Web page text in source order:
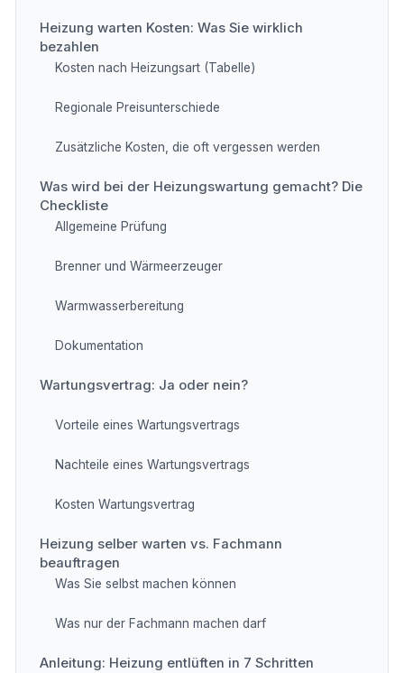
Heizung warten Kosten: Was Sie wirklich
bezahlen
Kosten nach Heizungsart (Tabelle)
Regionale Preisunterschiede
Zusätzliche Kosten, die oft vergessen werden
Was wird bei der Heizungswartung gemacht? Die
Checkliste
Allgemeine Prüfung
Brenner und Wärmeerzeuger
Warmwasserbereitung
Dokumentation
Wartungsvertrag: Ja oder nein?
Vorteile eines Wartungsvertrags
Nachteile eines Wartungsvertrags
Kosten Wartungsvertrag
Heizung selber warten vs. Fachmann
beauftragen
Was Sie selbst machen können
Was nur der Fachmann machen darf
Anleitung: Heizung entlüften in 7 Schritten